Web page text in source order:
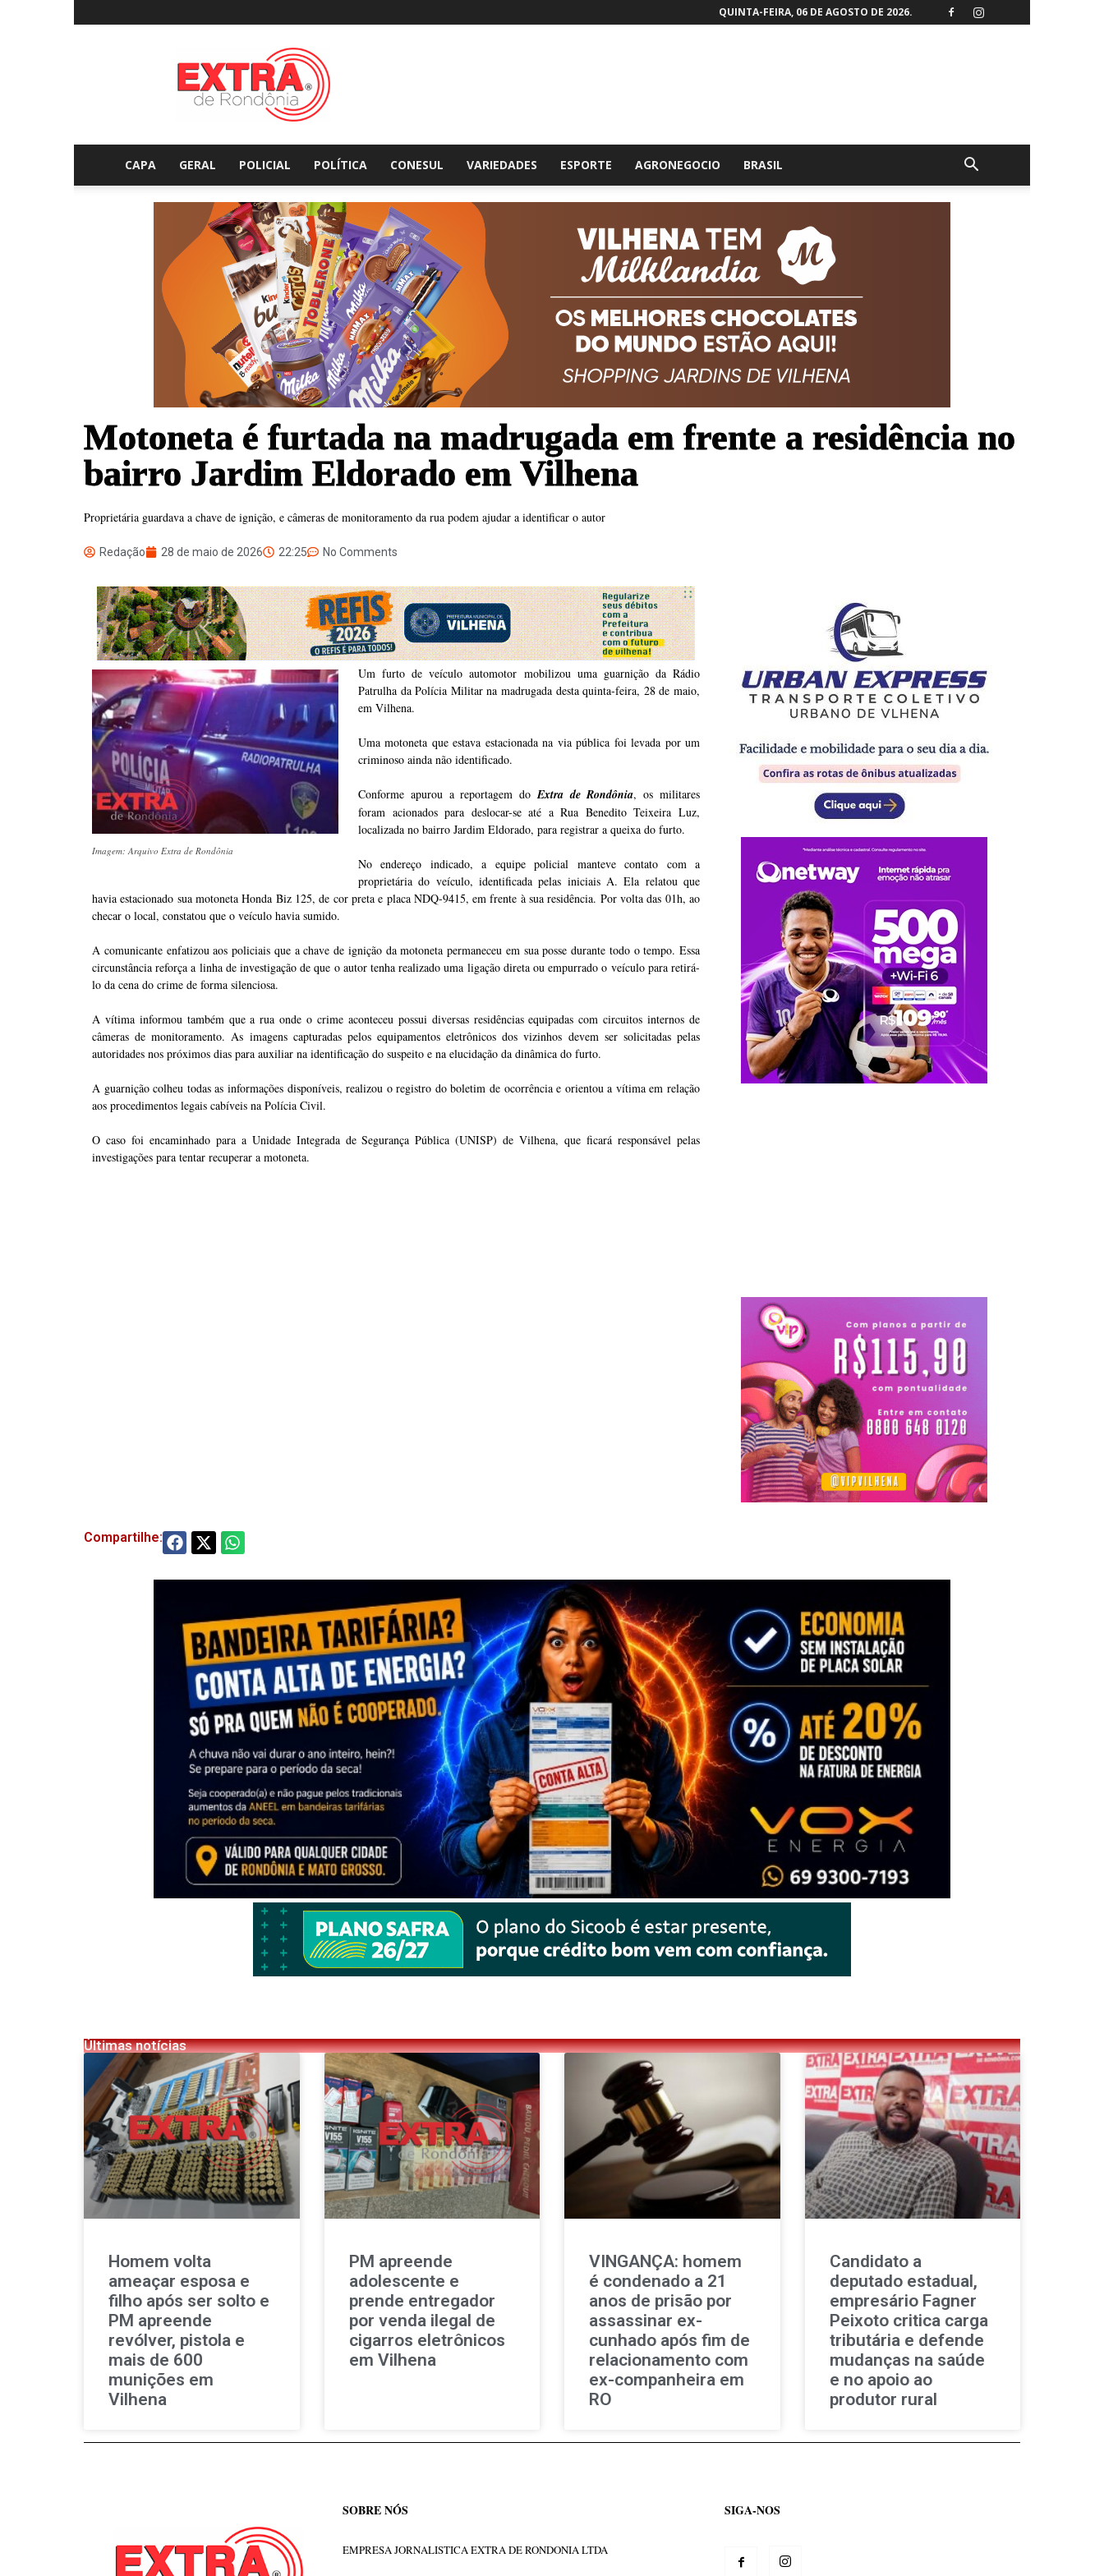
QUINTA-FEIRA, 06 DE AGOSTO DE 2026.
Extraderondonia.com.br
CAPA GERAL POLICIAL POLÍTICA CONESUL VARIEDADES ESPORTE AGRONEGOCIO BRASIL
Motoneta é furtada na madrugada em frente a residência no
bairro Jardim Eldorado em Vilhena
Proprietária guardava a chave de ignição, e câmeras de monitoramento da rua podem ajudar a identificar o autor
Redação 28 de maio de 2026 22:25 No Comments
Imagem: Arquivo Extra de Rondônia
Um furto de veículo automotor mobilizou uma guarnição da Rádio
Patrulha da Polícia Militar na madrugada desta quinta-feira, 28 de maio,
em Vilhena.
Uma motoneta que estava estacionada na via pública foi levada por um
criminoso ainda não identificado.
Conforme apurou a reportagem doExtra de Rondônia, os militares
foram acionados para deslocar-se até a Rua Benedito Teixeira Luz,
localizada no bairro Jardim Eldorado, para registrar a queixa do furto.
No endereço indicado, a equipe policial manteve contato com a
proprietária do veículo, identificada pelas iniciais A. Ela relatou que
havia estacionado sua motoneta Honda Biz 125, de cor preta e placa NDQ-9415, em frente à sua residência. Por volta das 01h, ao
checar o local, constatou que o veículo havia sumido.
A comunicante enfatizou aos policiais que a chave de ignição da motoneta permaneceu em sua posse durante todo o tempo. Essa
circunstância reforça a linha de investigação de que o autor tenha realizado uma ligação direta ou empurrado o veículo para retirá-
lo da cena do crime de forma silenciosa.
A vítima informou também que a rua onde o crime aconteceu possui diversas residências equipadas com circuitos internos de
câmeras de monitoramento. As imagens capturadas pelos equipamentos eletrônicos dos vizinhos devem ser solicitadas pelas
autoridades nos próximos dias para auxiliar na identificação do suspeito e na elucidação da dinâmica do furto.
A guarnição colheu todas as informações disponíveis, realizou o registro do boletim de ocorrência e orientou a vítima em relação
aos procedimentos legais cabíveis na Polícia Civil.
O caso foi encaminhado para a Unidade Integrada de Segurança Pública (UNISP) de Vilhena, que ficará responsável pelas
investigações para tentar recuperar a motoneta.
Compartilhe:
Últimas notícias
Homem volta
ameaçar esposa e
filho após ser solto e
PM apreende
revólver, pistola e
mais de 600
munições em
Vilhena
PM apreende
adolescente e
prende entregador
por venda ilegal de
cigarros eletrônicos
em Vilhena
VINGANÇA: homem
é condenado a 21
anos de prisão por
assassinar ex-
cunhado após fim de
relacionamento com
ex-companheira em
RO
Candidato a
deputado estadual,
empresário Fagner
Peixoto critica carga
tributária e defende
mudanças na saúde
e no apoio ao
produtor rural
SOBRE NÓS
EMPRESA JORNALISTICA EXTRA DE RONDONIA LTDA
SIGA-NOS